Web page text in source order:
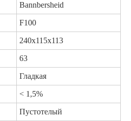
Bannbersheid
F100
240х115х113
63
Гладкая
< 1,5%
Пустотелый